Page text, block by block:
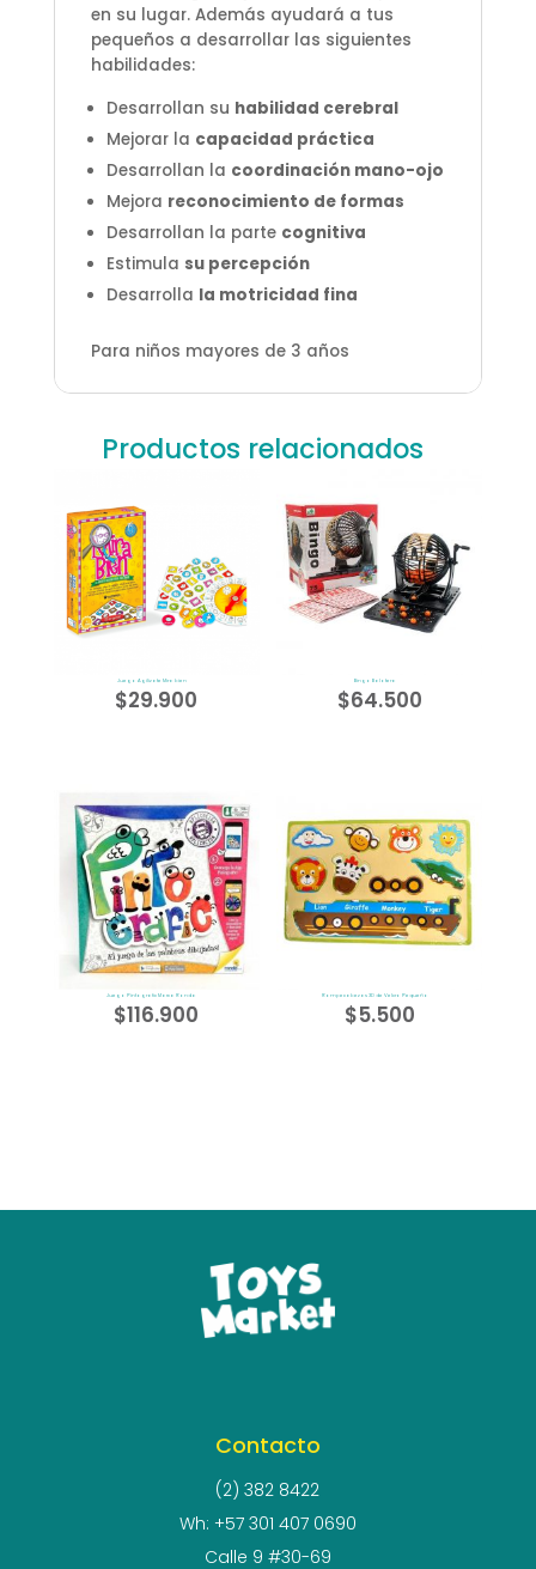
en su lugar. Además ayudará a tus
pequeños a desarrollar las siguientes
habilidades:
Desarrollan su habilidad cerebral
Mejorar la capacidad práctica
Desarrollan la coordinación mano-ojo
Mejora reconocimiento de formas
Desarrollan la parte cognitiva
Estimula su percepción
Desarrolla la motricidad fina
Para niños mayores de 3 años
Productos relacionados
Juego Agilizate Mira bien
$29.900
Bingo Balotera
$64.500
Juego Pintografic Marca Ronda
$116.900
Rompecabezas 3D de Velcro Pequeño
$5.500
Contacto
(2) 382 8422
Wh: +57 301 407 0690
Calle 9 #30-69